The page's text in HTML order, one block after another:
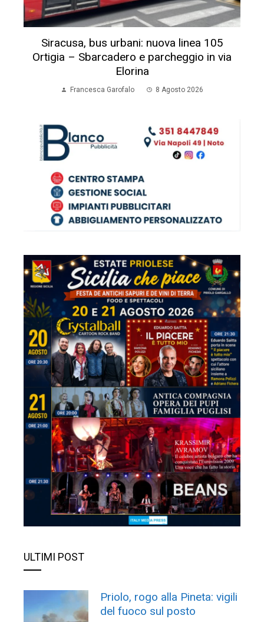
Siracusa, bus urbani: nuova linea 105
Ortigia – Sbarcadero e parcheggio in via
Elorina
Francesca Garofalo 8 Agosto 2026
ULTIMI POST
Priolo, rogo alla Pineta: vigili
del fuoco sul posto